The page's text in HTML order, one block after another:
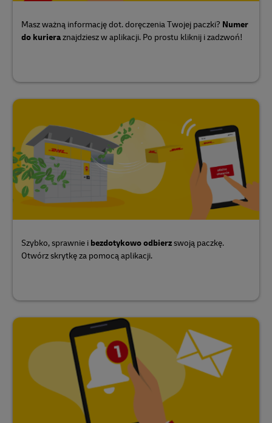
Masz ważną informację dot. doręczenia Twojej paczki? Numer
do kurieraznajdziesz w aplikacji. Po prostu kliknij i zadzwoń!
Szybko, sprawnie i bezdotykowoodbierzswoją paczkę.
Otwórz skrytkę za pomocą aplikacji.